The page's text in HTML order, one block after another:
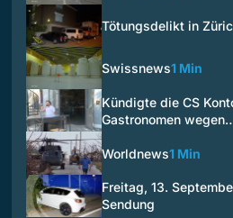
Tötungsdelikt in
Swissnews1 Min
Kündigte die CS
Gastronomen
Worldnews1 Min
Freitag, 13.
Sendung